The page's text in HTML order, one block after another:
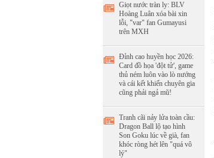
Giọt nước tràn ly: BLV
Hoàng Luân xóa bài xin
lỗi, "var" fan Gumayusi
trên MXH
Đỉnh cao huyền học 2026:
Card đồ họa 'đột tử', game
thủ ném luôn vào lò nướng
và cái kết khiến chuyên gia
cũng phải ngả mũ!
Tranh cãi nảy lửa toàn cầu:
Dragon Ball lộ tạo hình
Son Goku lúc về già, fan
khóc ròng hét lên "quá vô
lý"